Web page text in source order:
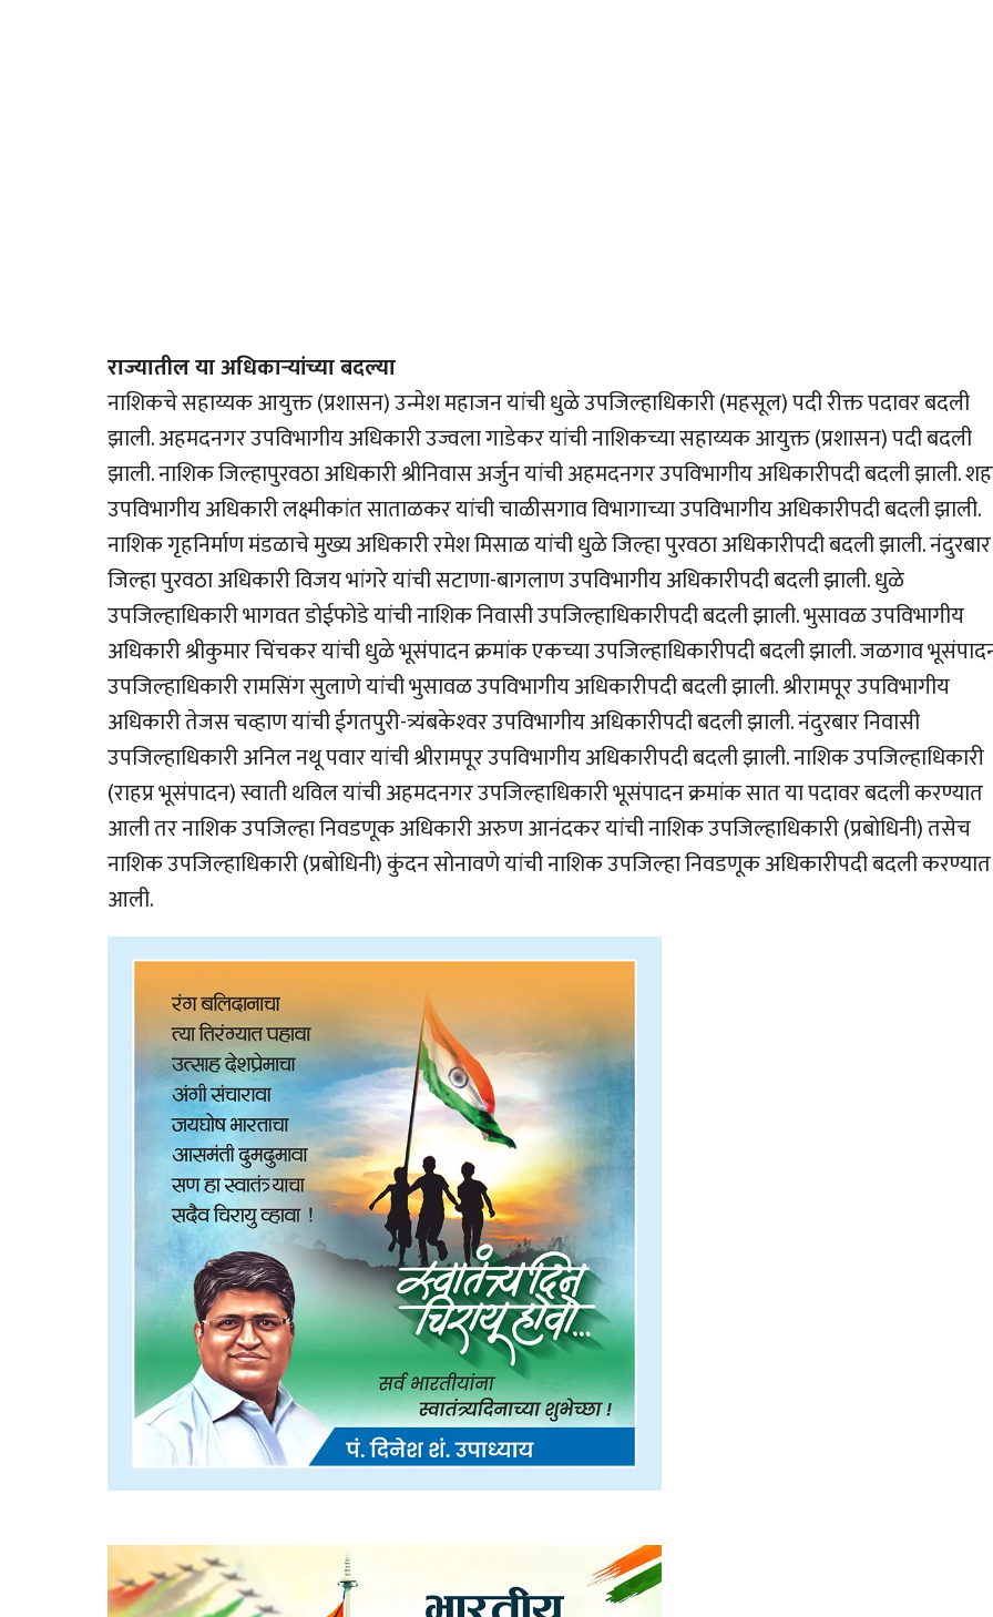
राज्यातील या अधिकार्‍यांच्या बदल्या
नाशिकचे सहाय्यक आयुक्त (प्रशासन) उन्मेश महाजन यांची धुळे उपजिल्हाधिकारी (महसूल) पदी रीक्त पदावर बदली
झाली. अहमदनगर उपविभागीय अधिकारी उज्वला गाडेकर यांची नाशिकच्या सहाय्यक आयुक्त (प्रशासन) पदी बदली
झाली. नाशिक जिल्हापुरवठा अधिकारी श्रीनिवास अर्जुन यांची अहमदनगर उपविभागीय अधिकारीपदी बदली झाली.
उपविभागीय अधिकारी लक्ष्मीकांत साताळकर यांची चाळीसगाव विभागाच्या उपविभागीय अधिकारीपदी बदली झाली.
नाशिक गृहनिर्माण मंडळाचे मुख्य अधिकारी रमेश मिसाळ यांची धुळे जिल्हा पुरवठा अधिकारीपदी बदली झाली. नंदुरबार
जिल्हा पुरवठा अधिकारी विजय भांगरे यांची सटाणा-बागलाण उपविभागीय अधिकारीपदी बदली झाली. धुळे
उपजिल्हाधिकारी भागवत डोईफोडे यांची नाशिक निवासी उपजिल्हाधिकारीपदी बदली झाली. भुसावळ उपविभागीय
अधिकारी श्रीकुमार चिंचकर यांची धुळे भूसंपादन क्रमांक एकच्या उपजिल्हाधिकारीपदी बदली झाली. जळगाव
उपजिल्हाधिकारी रामसिंग सुलाणे यांची भुसावळ उपविभागीय अधिकारीपदी बदली झाली. श्रीरामपूर उपविभागीय
अधिकारी तेजस चव्हाण यांची ईगतपुरी-त्र्यंबकेश्‍वर उपविभागीय अधिकारीपदी बदली झाली. नंदुरबार निवासी
उपजिल्हाधिकारी अनिल नथू पवार यांची श्रीरामपूर उपविभागीय अधिकारीपदी बदली झाली. नाशिक उपजिल्हाधिकारी
(राहप्र भूसंपादन) स्वाती थविल यांची अहमदनगर उपजिल्हाधिकारी भूसंपादन क्रमांक सात या पदावर बदली करण्यात
आली तर नाशिक उपजिल्हा निवडणूक अधिकारी अरुण आनंदकर यांची नाशिक उपजिल्हाधिकारी (प्रबोधिनी) तसेच
नाशिक उपजिल्हाधिकारी (प्रबोधिनी) कुंदन सोनावणे यांची नाशिक उपजिल्हा निवडणूक अधिकारीपदी बदली करण्यात
आली.